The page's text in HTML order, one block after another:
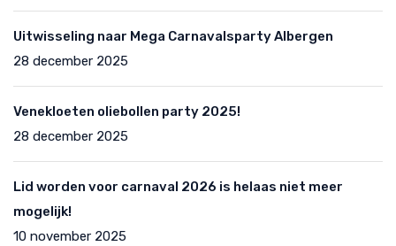
Uitwisseling naar Mega Carnavalsparty Albergen
28 december 2025
Venekloeten oliebollen party 2025!
28 december 2025
Lid worden voor carnaval 2026 is helaas niet meer
mogelijk!
10 november 2025